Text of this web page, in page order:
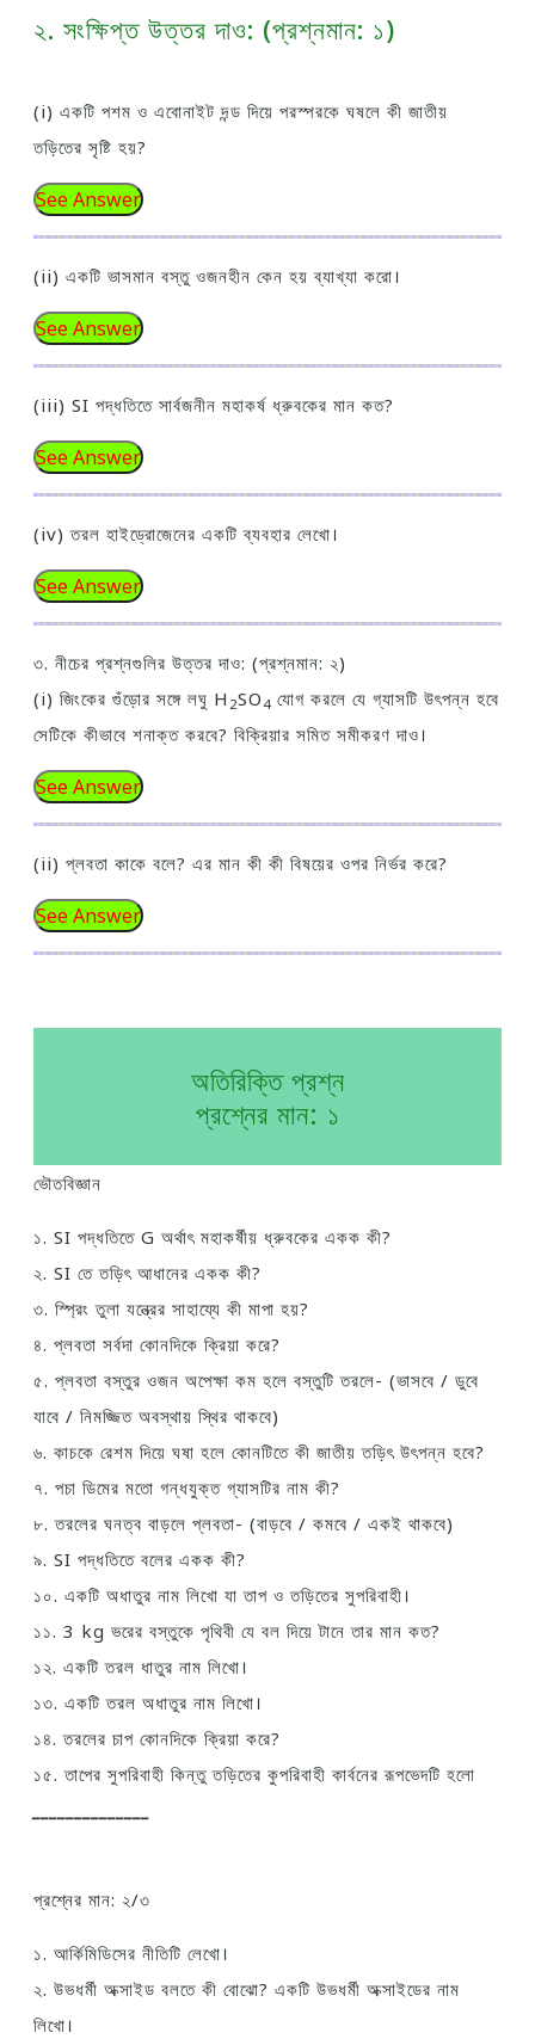
২. সংক্ষিপ্ত উত্তর দাও: (প্রশ্নমান: ১)
(i) একটি পশম ও এবোনাইট দন্ড দিয়ে পরস্পরকে ঘষলে কী জাতীয়
তড়িতের সৃষ্টি হয়?
See Answer
(ii) একটি ভাসমান বস্তু ওজনহীন কেন হয় ব্যাখ্যা করো।
See Answer
(iii) SI পদ্ধতিতে সার্বজনীন মহাকর্ষ ধ্রুবকের মান কত?
See Answer
(iv) তরল হাইড্রোজেনের একটি ব্যবহার লেখো।
See Answer
৩. নীচের প্রশ্নগুলির উত্তর দাও: (প্রশ্নমান: ২)
(i) জিংকের গুঁড়োর সঙ্গে লঘু H 2SO 4 যোগ করলে যে গ্যাসটি উৎপন্ন হবে
সেটিকে কীভাবে শনাক্ত করবে? বিক্রিয়ার সমিত সমীকরণ দাও।
See Answer
(ii) প্লবতা কাকে বলে? এর মান কী কী বিষয়ের ওপর নির্ভর করে?
See Answer
অতিরিক্তি প্রশ্ন
প্রশ্নের মান: ১
ভৌতবিজ্ঞান
১. SI পদ্ধতিতে G অর্থাৎ মহাকর্ষীয় ধ্রুবকের একক কী?
২. SI তে তড়িৎ আধানের একক কী?
৩. স্প্রিং তুলা যন্ত্রের সাহায্যে কী মাপা হয়?
৪. প্লবতা সর্বদা কোনদিকে ক্রিয়া করে?
৫. প্লবতা বস্তুর ওজন অপেক্ষা কম হলে বস্তুটি তরলে- (ভাসবে / ডুবে
যাবে / নিমজ্জিত অবস্থায় স্থির থাকবে)
৬. কাচকে রেশম দিয়ে ঘষা হলে কোনটিতে কী জাতীয় তড়িৎ উৎপন্ন হবে?
৭. পচা ডিমের মতো গন্ধযুক্ত গ্যাসটির নাম কী?
৮. তরলের ঘনত্ব বাড়লে প্লবতা- (বাড়বে / কমবে / একই থাকবে)
৯. SI পদ্ধতিতে বলের একক কী?
১০. একটি অধাতুর নাম লিখো যা তাপ ও তড়িতের সুপরিবাহী।
১১. 3 kg ভরের বস্তুকে পৃথিবী যে বল দিয়ে টানে তার মান কত?
১২. একটি তরল ধাতুর নাম লিখো।
১৩. একটি তরল অধাতুর নাম লিখো।
১৪. তরলের চাপ কোনদিকে ক্রিয়া করে?
১৫. তাপের সুপরিবাহী কিন্তু তড়িতের কুপরিবাহী কার্বনের রূপভেদটি হলো
প্রশ্নের মান: ২/৩
১. আর্কিমিডিসের নীতিটি লেখো।
২. উভধর্মী অক্সাইড বলতে কী বোঝো? একটি উভধর্মী অক্সাইডের নাম
লিখো।